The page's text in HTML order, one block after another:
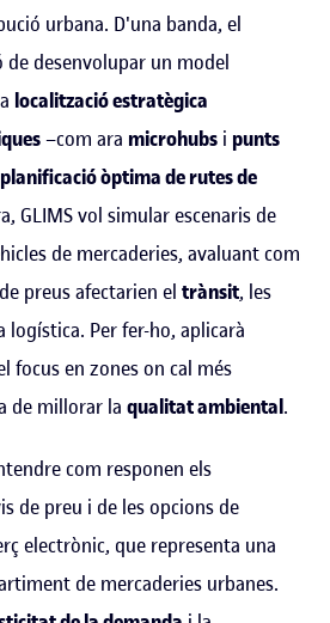
urbana. D'una banda, el
desenvolupar un model
localització estratègica
–com ara microhubs i punts
planificació òptima de rutes de
GLIMS vol simular escenaris de
de mercaderies, avaluant com
preus afectarien el trànsit, les
logística. Per fer-ho, aplicarà
focus en zones on cal més
de millorar la qualitat ambiental.
com responen els
de preu i de les opcions de
electrònic, que representa una
de mercaderies urbanes.